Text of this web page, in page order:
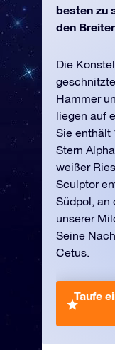
besten zu
den
Die
Hammer
liegen auf
Sie enthält
Stern
weißer
Sculptor
Südpol, an
unserer
Seine
Cetus.
Taufe